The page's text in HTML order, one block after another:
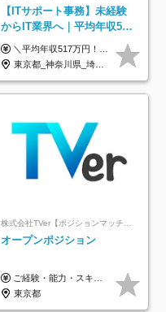
【ITサポート事務】未経験
からIT業界へ｜平均年収517
万円｜ホワイト企業認定｜
年休134日｜リモートOK
＼平均年収517万円！入社5年目まで毎年必ず昇給／ ■賞与年3回 ■年収800万円以上も可 ■入社3年以上の平均年収469.2万円 月給23万2000円以上＋賞与年3回＋各種手当 ☆入社5年目まで最大1万5000円の定期昇給を確約 ┃各種手当充実 ・規定の資格を取得すれば、2000円～5万円を毎月支給（2万4000円～60万円／年） ・研修中に取得した取得率95％の資格でも研修後の給料UP ※月給は年齢・経験・能力を考慮して、優遇いたします ※上記月給金額は固定残業代（20時間/3万1300円円以上）を含み、超過分は別途支給いたします ※試用期間（6ヶ月）は月給に変動はありますが、その他待遇に差異はありません ├入社後1ヶ月～3ヶ月間は、月給20万1900円となります └上記金額は固定残業代（10時間／1万6000円）を含み、超過分は別途支給いたします
東京都_神奈川県_埼玉県_千葉県_大阪府_愛知県_北海道_青森県_岩手県_宮城県_秋田県_山形県_福島県_茨城県_栃木県_群馬県_新潟県_山梨県_長野県_富山県_石川県_福井県_静岡県_岐阜県_三重県_兵庫県_京都府_滋賀県_奈良県_和歌山県_広島県_岡山県_鳥取県_島根県_山口県_徳島県_香川県_愛媛県_高知県_福岡県_熊本県_佐賀県_長崎県_大分県_宮崎県_鹿児島県_沖縄県
株式会社TVer【ポジションマッチ登録】
オープンポジション
ご経験・能力・スキル等により、当社基準にて優遇・相談のうえ決定いたします。
東京都